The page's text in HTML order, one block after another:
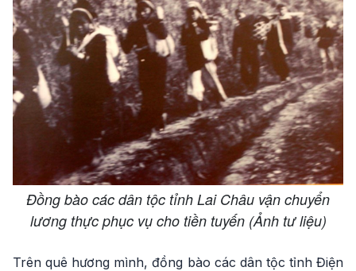
Đồng bào các dân tộc tỉnh Lai Châu vận chuyển
lương thực phục vụ cho tiền tuyến (Ảnh tư liệu)
Trên quê hương mình, đồng bào các dân tộc tỉnh Điện